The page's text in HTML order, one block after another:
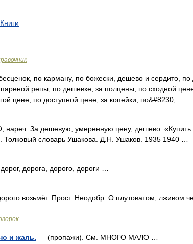
Книги
по карману, по божески, дешево и сердито,
репы, по дешевке, за полцены, по сходной
цене, по доступной цене, за копейки, по&#8230; …
За дешевую, умеренную цену, дешево. «Купить
Толковый словарь Ушакова. Д.Н. Ушаков. 1935 1940 …
дорога, дорого, дороги …
возьмёт. Прост. Неодобр. О плутоватом, лживом
и жаль. — (пропажи). См. МНОГО МАЛО …